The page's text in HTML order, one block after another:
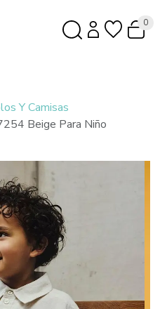
0
Y Camisas
Beige Para Niño